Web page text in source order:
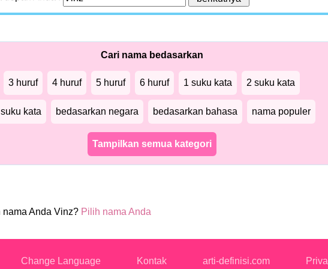
Cari nama bedasarkan
3 huruf 4 huruf 5 huruf 6 huruf 1 suku kata 2 suku kata
kata bedasarkan negara bedasarkan bahasa nama populer
Tampilkan semua kategori
nama Anda Vinz? Pilih nama Anda
Change Language Kontak arti-definisi.com